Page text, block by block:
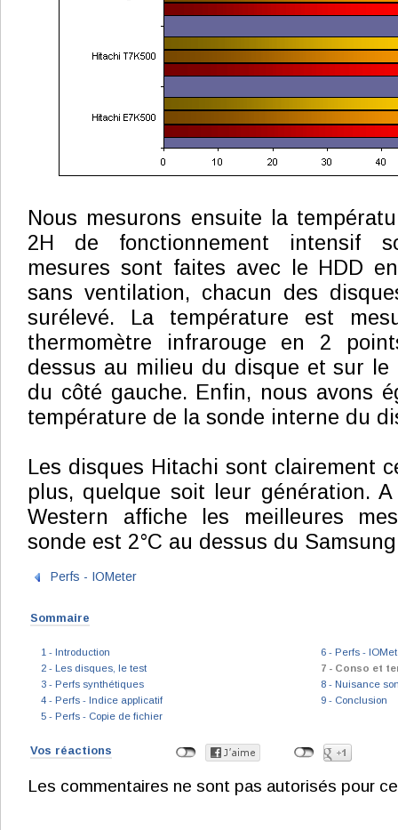
Nous mesurons ensuite la
2H de fonctionnement intensif
mesures sont faites avec le HDD
sans ventilation, chacun des
surélevé. La température est
thermomètre infrarouge en 2
dessus au milieu du disque et sur
du côté gauche. Enfin, nous avons
température de la sonde interne du
Les disques Hitachi sont clairement
plus, quelque soit leur génération.
Western affiche les meilleures
sonde est 2°C au dessus du
Perfs - IOMeter
Sommaire
1 - Introduction
2 - Les disques, le test
3 - Perfs synthétiques
4 - Perfs - Indice applicatif
5 - Perfs - Copie de fichier
6 - Perfs -
7 - Conso et
8 - Nuisance
9 - Conclusion
Vos réactions
Les commentaires ne sont pas autorisés pour